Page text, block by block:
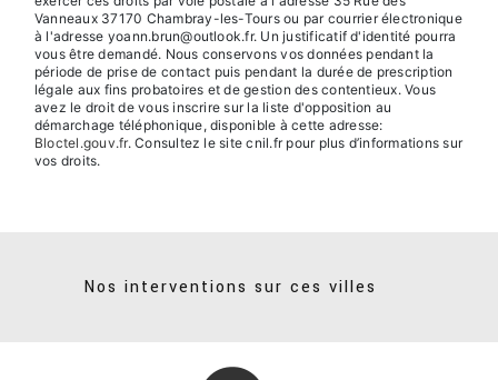
Vanneaux 37170 Chambray-les-Tours ou par courrier électronique
à l'adresse yoann.brun@outlook.fr. Un justificatif d'identité pourra
vous être demandé. Nous conservons vos données pendant la
période de prise de contact puis pendant la durée de prescription
légale aux fins probatoires et de gestion des contentieux. Vous
avez le droit de vous inscrire sur la liste d'opposition au
démarchage téléphonique, disponible à cette adresse:
Bloctel.gouv.fr. Consultez le site cnil.fr pour plus d’informations sur
vos droits.
Nos interventions sur ces villes